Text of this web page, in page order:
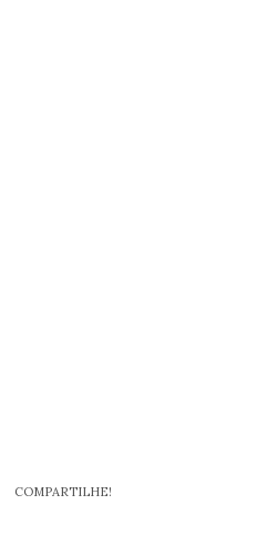
COMPARTILHE!